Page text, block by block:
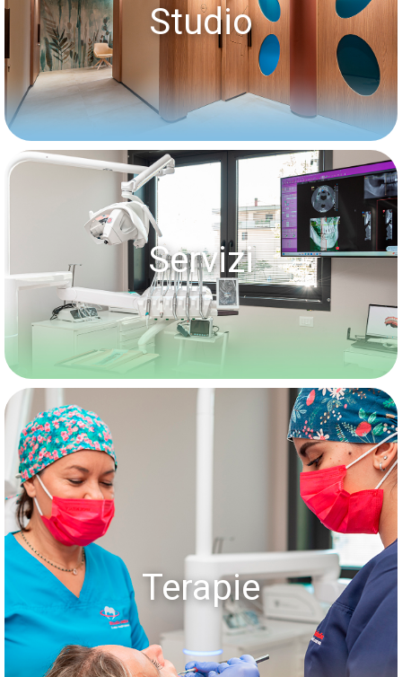
Studio
Servizi
Terapie